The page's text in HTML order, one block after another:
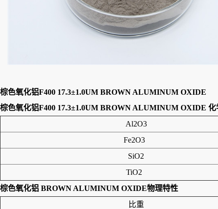
棕色氧化铝F400 17.3±1.0UM BROWN ALUMINUM OXIDE
棕色氧化铝F400 17.3±1.0UM BROWN ALUMINUM OXIDE 化
Al2O3
Fe2O3
SiO2
TiO2
棕色氧化铝 BROWN ALUMINUM OXIDE物理特性
比重